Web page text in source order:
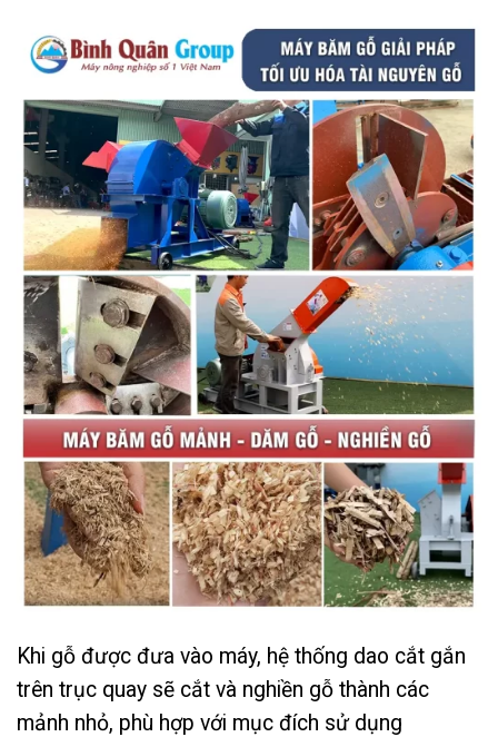
Khi gỗ được đưa vào máy, hệ thống dao cắt gắn
trên trục quay sẽ cắt và nghiền gỗ thành các
mảnh nhỏ, phù hợp với mục đích sử dụng